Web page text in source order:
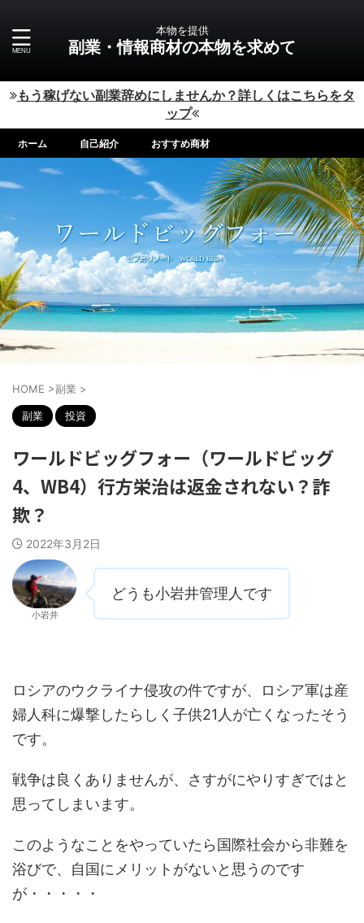
本物を提供
副業・情報商材の本物を求めて
もう稼げない副業辞めにしませんか？詳しくはこちらをタ
ップ
ホーム 自己紹介 おすすめ商材
HOME >副業 >
副業 投資
ワールドビッグフォー（ワールドビッグ
4、WB4）行方栄治は返金されない？詐
欺？
2022年3月2日
小岩井
どうも小岩井管理人です
ロシアのウクライナ侵攻の件ですが、ロシア軍は産
婦人科に爆撃したらしく子供21人が亡くなったそう
です。
戦争は良くありませんが、さすがにやりすぎではと
思ってしまいます。
このようなことをやっていたら国際社会から非難を
浴びで、自国にメリットがないと思うのです
が・・・・・